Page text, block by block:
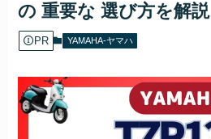
の 重要な 選び方を解説
PR YAMAHA-ヤマハ